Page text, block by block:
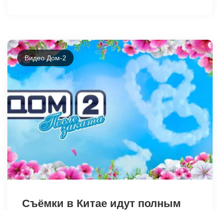
42419
Видео Дом-2
Съёмки в Китае идут полным